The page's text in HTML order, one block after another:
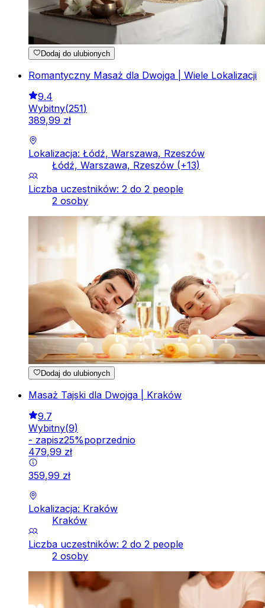
Dodaj do ulubionych
Romantyczny Masaż dla Dwojga | Wiele Lokalizacji
9.4
Wybitny(251)
389,99 zł
Lokalizacja: Łódź, Warszawa, Rzeszów
Łódź, Warszawa, Rzeszów (+13)
Liczba uczestników: 2 do 2 people
2 osoby
Dodaj do ulubionych
Masaż Tajski dla Dwojga | Kraków
9.7
Wybitny(9)
- zapisz25%poprzednio
479,99 zł
359,99 zł
Lokalizacja: Kraków
Kraków
Liczba uczestników: 2 do 2 people
2 osoby